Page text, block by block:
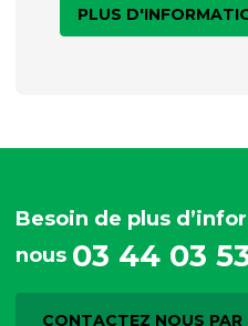
PLUS
Besoin de plus
nous 03 44 03
CONTACTEZ NOUS PAR